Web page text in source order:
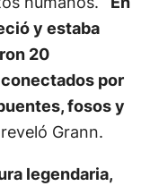
y estaba
20
por
fosos y
Grann.
legendaria,